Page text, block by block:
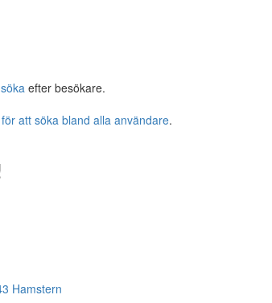
söka efter besökare.
att söka bland alla användare.
Hamstern